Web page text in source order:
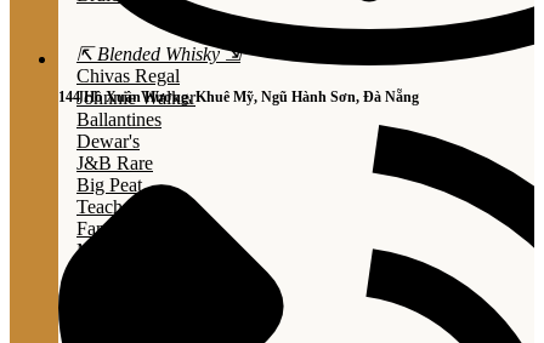
144 Hồ Xuân Hương, Khuê Mỹ, Ngũ Hành Sơn, Đà Nẵng
⇱ Blended Whisky ⇲
Chivas Regal
Johnnie Walker
Ballantines
Dewar's
J&B Rare
Big Peat
Teacher's
Famous Grouse
Monkey Shouder